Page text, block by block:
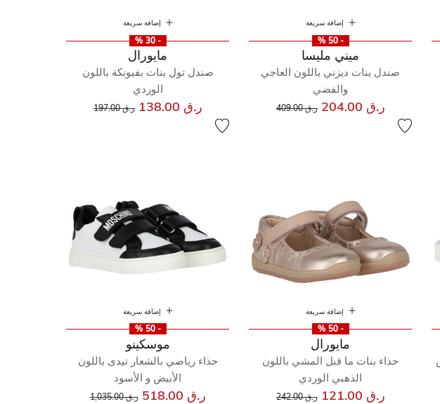
إضافة سريعة
- 50 %
ميني مليسا
صندل بنات ديزني باللون العاجي
والفضي
ر.ق 204.00 سعر مخفض من
ر.ق 409.00
إضافة سريعة
- 30 %
مايورال
صندل تول بنات بفيونكة باللون
الوردي
ر.ق 138.00 سعر مخفض من
ر.ق 197.00
إضافة سريعة
- 50 %
مايورال
حذاء بنات ما قبل المشي باللون
الذهبي الوردي
ر.ق 121.00 سعر مخفض من
ر.ق 242.00 إلى
إضافة سريعة
- 50 %
موسكينو
حذاء رياضي بالشعار تيدى باللون
الأبيض و الأسود
ر.ق 518.00 سعر مخفض من
ر.ق 1,035.00